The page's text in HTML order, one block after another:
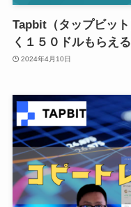
Tapbit（タップビッ
く１５０ドルもらえる
2024年4月10日